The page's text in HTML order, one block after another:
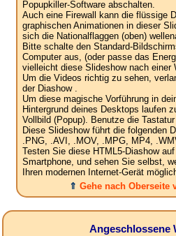
Popupkiller-Software abschalten.
Auch eine Firewall kann die flüssige
graphischen Animationen in dieser
sich die Nationalflaggen (oben)
Bitte schalte den Standard-
Computer aus, (oder passe das
vielleicht diese Slideshow nach einer
Um die Videos richtig zu sehen,
der Diashow .
Um diese magische Vorführung in
Hintergrund deines Desktops laufen
Vollbild (Popup). Benutze die
Diese Slideshow führt die folgenden
.PNG, .AVI, .MOV, .MPG, MP4,
Testen Sie diese HTML5-Diashow
Smartphone, und sehen Sie selbst,
Ihren modernen Internet-Gerät
⇑ Gehe nach Oberseite
Angeschlossene